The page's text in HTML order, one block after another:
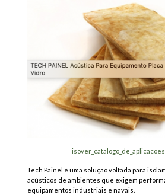
Tech Painel é uma solução voltada para
acústicos de ambientes que exigem
equipamentos industriais e navais.